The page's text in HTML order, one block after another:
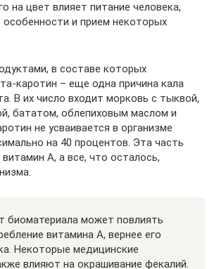
на цвет влияет питание человека,
и прием некоторых
в составе которых
каротин – еще одна причина кала
В их число входит морковь с тыквой,
бататом, облепиховым маслом и
не усваивается в организме
на 40 процентов. Эта часть
А, а все, что осталось,
биоматериала может повлиять
витамина А, вернее его
Некоторые медицинские
влияют на окрашивание фекалий.